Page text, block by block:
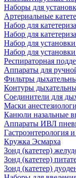
Наборы для
Артериальные
Набор для
Набор для
Набор для
Набор для
Респираторная
Аппараты для
Фильтры
Контуры
Соединители для
Маски
Канюли назальные
Аппараты ИВЛ
Гастроэнтерология
Кружка Эсмарха
Зонд (катетер)
Зонд (катетер)
Зонд (катетер)